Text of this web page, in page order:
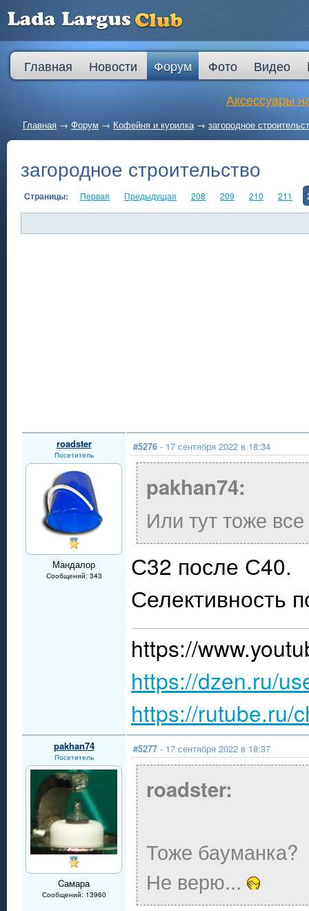
Главная Новости Форум Фото Видео
Аксессуары
Главная → Форум → Кофейня и курилка→ загородное
загородное строительство
Страницы: Первая Предыдущая 208 209 210 211
roadster
Посетитель
Мандалор
Сообщений: 343
#5276 - 17 сентября 2022 в 18:34
pakhan74:
Или тут тоже
С32 после С40.
Селективность
https://
https://dzen.ru/
https://rutube.ru/
pakhan74
Посетитель
Cамара
Сообщений: 13960
#5277 - 17 сентября 2022 в 18:37
roadster:
Тоже бауманка?
Не верю...